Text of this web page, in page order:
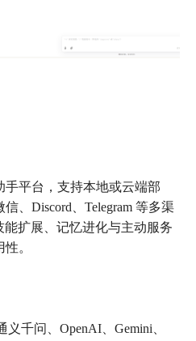
手平台，支持本地或云端部
、Discord、Telegram 等多渠
能扩展、记忆进化与主动服务
。
千问、OpenAI、Gemini、